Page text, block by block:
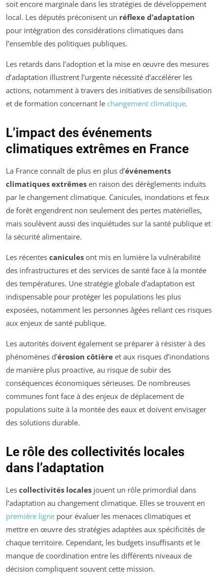
soit encore marginale dans les stratégies de développement
local. Les députés préconisent un réflexe d’adaptation
pour intégration des considérations climatiques dans
l’ensemble des politiques publiques.
Les retards dans l’adoption et la mise en œuvre des mesures
d’adaptation illustrent l’urgente nécessité d’accélérer les
actions, notamment à travers des initiatives de sensibilisation
et de formation concernant le changement climatique.
L’impact des événements
climatiques extrêmes en France
La France connaît de plus en plus d’événements
climatiques extrêmes en raison des dérèglements induits
par le changement climatique. Canicules, inondations et feux
de forêt engendrent non seulement des pertes matérielles,
mais soulèvent aussi des inquiétudes sur la santé publique et
la sécurité alimentaire.
Les récentes canicules ont mis en lumière la vulnérabilité
des infrastructures et des services de santé face à la montée
des températures. Une stratégie globale d’adaptation est
indispensable pour protéger les populations les plus
exposées, notamment les personnes âgées reliant ces risques
aux enjeux de santé publique.
Les autorités doivent également se préparer à résister à des
phénomènes d’érosion côtière et aux risques d’inondations
de manière plus proactive, au risque de subir des
conséquences économiques sérieuses. De nombreuses
communes font face à des enjeux de déplacement de
populations suite à la montée des eaux et doivent envisager
des solutions durable.
Le rôle des collectivités locales
dans l’adaptation
Les collectivités locales jouent un rôle primordial dans
l’adaptation au changement climatique. Elles se trouvent en
première ligne pour évaluer les menaces climatiques et
mettre en œuvre des stratégies adaptées aux spécificités de
chaque territoire. Cependant, les budgets insuffisants et le
manque de coordination entre les différents niveaux de
décision compliquent souvent cette mission.